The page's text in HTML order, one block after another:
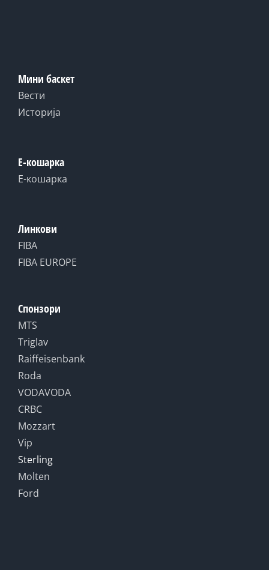
Мини баскет
Вести
Историја
Е-кошарка
Е-кошарка
Линкови
FIBA
FIBA EUROPE
Спонзори
MTS
Triglav
Raiffeisenbank
Roda
VODAVODA
CRBC
Mozzart
Vip
Sterling
Molten
Ford